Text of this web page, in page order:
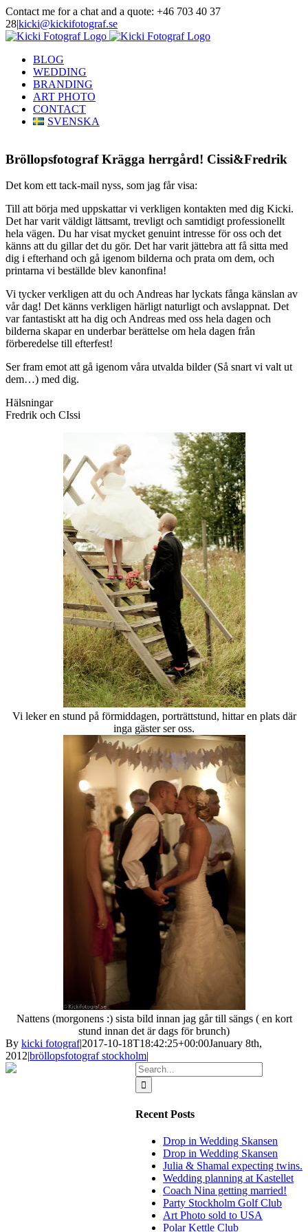
Skip
to
content
Contact me for a chat and a quote: +46 703 40 37
28|kicki@kickifotograf.se
Instagram
Facebook
BLOG
WEDDING
BRANDING
ART PHOTO
CONTACT
SVENSKA
Bröllopsfotograf Krägga herrgård! Cissi&Fredrik
Det kom ett tack-mail nyss, som jag får visa:
Till att börja med uppskattar vi verkligen kontakten med dig Kicki.
Det har varit väldigt lättsamt, trevligt och samtidigt professionellt
hela vägen. Du har visat mycket genuint intresse för oss och det
känns att du gillar det du gör. Det har varit jättebra att få sitta med
dig i efterhand och gå igenom bilderna och prata om dem, och
printarna vi beställde blev kanonfina!
Vi tycker verkligen att du och Andreas har lyckats fånga känslan av
vår dag! Det känns verkligen härligt naturligt och avslappnat. Det
var fantastiskt att ha dig och Andreas med oss hela dagen och
bilderna skapar en underbar berättelse om hela dagen från
förberedelse till efterfest!
Ser fram emot att gå igenom våra utvalda bilder (Så snart vi valt ut
dem…) med dig.
Hälsningar
Fredrik och CIssi
Vi leker en stund på förmiddagen, porträttstund, hittar en plats där
inga gäster ser oss.
Nattens (morgonens :) sista bild innan jag går till sängs ( en kort
stund innan det är dags för brunch)
By kicki fotograf|2017-10-18T18:42:25+00:00January 8th,
2012|bröllopsfotograf stockholm|
Search
for:
Recent Posts
Drop in Wedding Skansen
Drop in Wedding Skansen
Julia & Shamal expecting twins.
Wedding planning at Kastellet
Coach Nina getting married!
Party Stockholm Golf Club
Art Photo sold to USA
Polar Kettle Club